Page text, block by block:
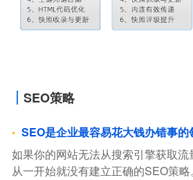
SEO策略
SEO是企业最容易花大钱办错事的
如果你的网站无法从搜索引擎获取流
从一开始就没有建立正确的SEO策略。